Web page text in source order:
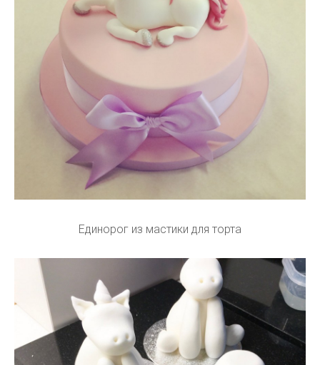
Единорог из мастики для торта